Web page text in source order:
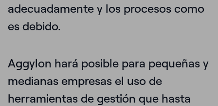
adecuadamente y los procesos como
es debido.
Aggylon hará posible para pequeñas y
medianas empresas el uso de
herramientas de gestión que hasta